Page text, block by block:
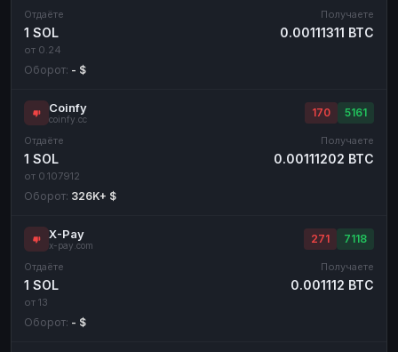
Отдаёте
1 SOL
от 0.24
Получаете
0.00111311 BTC
Оборот: - $
Coinfy
coinfy.cc
170 5161
Отдаёте
1 SOL
от 0.107912
Получаете
0.00111202 BTC
Оборот: 326K+ $
X-Pay
x-pay.com
271 7118
Отдаёте
1 SOL
от 13
Получаете
0.001112 BTC
Оборот: - $